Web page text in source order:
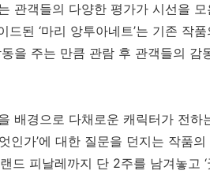
관객들의 다양한 평가가 시선을
된 ‘마리 앙투아네트’는 기존 작
을 주는 만큼 관람 후 관객들의 감
배경으로 다채로운 캐릭터가 전하
인가’에 대한 질문을 던지는 작품
드 피날레까지 단 2주를 남겨놓고